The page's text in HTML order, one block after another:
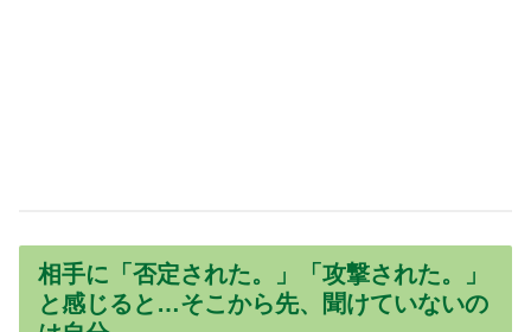
相手に「否定された。」「攻撃された。」
と感じると…そこから先、聞けていないの